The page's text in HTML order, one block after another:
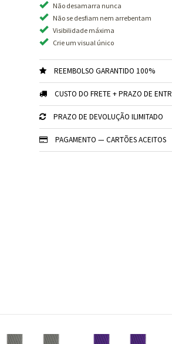
Não desamarra nunca
Não se desfiam nem arrebentam
Visibilidade máxima
Crie um visual único
REEMBOLSO GARANTIDO 100%
CUSTO DO FRETE + PRAZO DE
PRAZO DE DEVOLUÇÃO ILIMITADO
PAGAMENTO — CARTÕES ACEITOS